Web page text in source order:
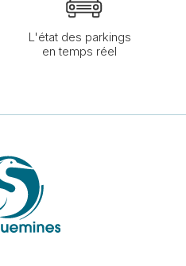
L'état des parkings
en temps réel